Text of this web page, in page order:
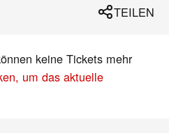
TEILEN
keine Tickets mehr
um das aktuelle